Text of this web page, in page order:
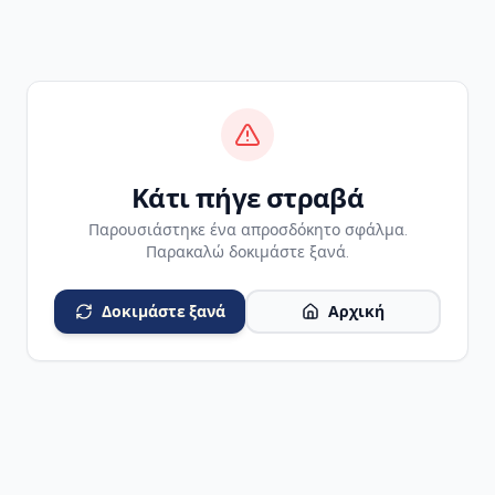
Κάτι πήγε στραβά
Παρουσιάστηκε ένα απροσδόκητο σφάλμα.
Παρακαλώ δοκιμάστε ξανά.
Δοκιμάστε ξανά Αρχική